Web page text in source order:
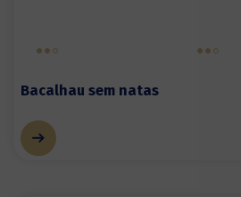
Bacalhau sem natas